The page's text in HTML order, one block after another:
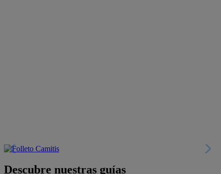
Descubre nuestras guías